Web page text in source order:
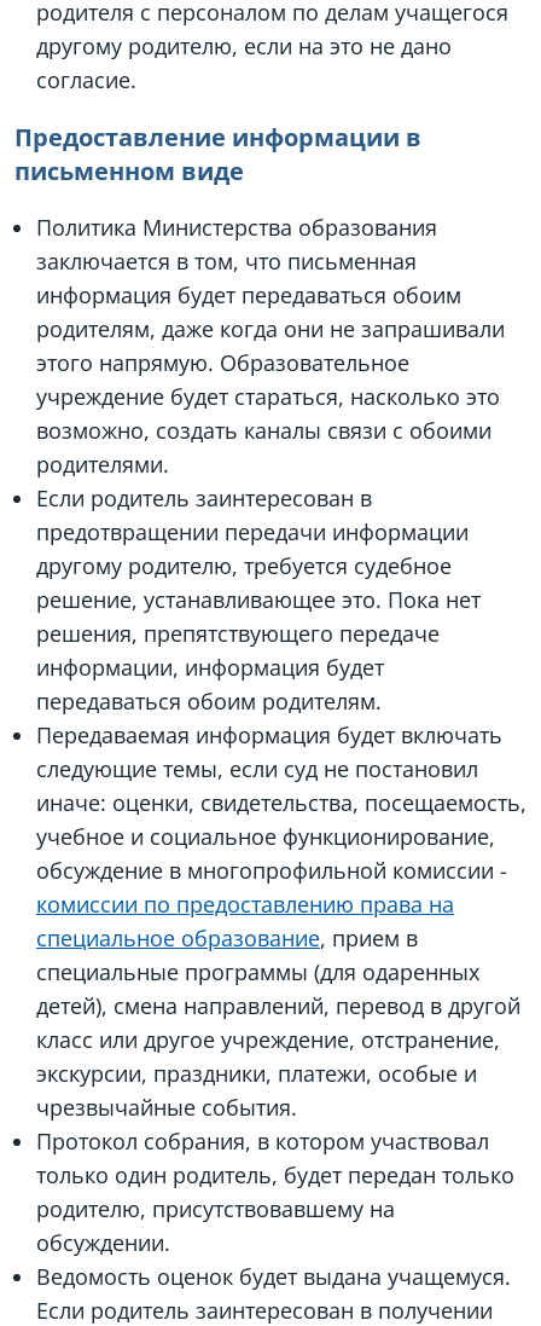
родителя с персоналом по делам учащегося
другому родителю, если на это не дано
согласие.
Предоставление информации в
письменном виде
Политика Министерства образования
заключается в том, что письменная
информация будет передаваться обоим
родителям, даже когда они не запрашивали
этого напрямую. Образовательное
учреждение будет стараться, насколько это
возможно, создать каналы связи с обоими
родителями.
Если родитель заинтересован в
предотвращении передачи информации
другому родителю, требуется судебное
решение, устанавливающее это. Пока нет
решения, препятствующего передаче
информации, информация будет
передаваться обоим родителям.
Передаваемая информация будет включать
следующие темы, если суд не постановил
иначе: оценки, свидетельства, посещаемость,
учебное и социальное функционирование,
обсуждение в многопрофильной комиссии -
комиссии по предоставлению права на
специальное образование, прием в
специальные программы (для одаренных
детей), смена направлений, перевод в другой
класс или другое учреждение, отстранение,
экскурсии, праздники, платежи, особые и
чрезвычайные события.
Протокол собрания, в котором участвовал
только один родитель, будет передан только
родителю, присутствовавшему на
обсуждении.
Ведомость оценок будет выдана учащемуся.
Если родитель заинтересован в получении